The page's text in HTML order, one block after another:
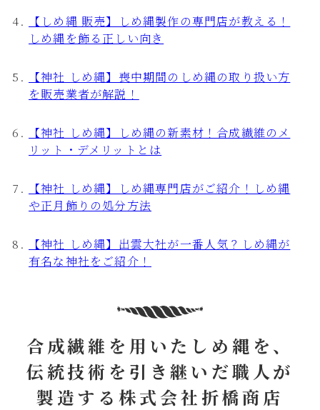
【しめ縄 販売】しめ縄製作の専門店が教える！
しめ縄を飾る正しい向き
【神社 しめ縄】喪中期間のしめ縄の取り扱い方
を販売業者が解説！
【神社 しめ縄】しめ縄の新素材！合成繊維のメ
リット・デメリットとは
【神社 しめ縄】しめ縄専門店がご紹介！しめ縄
や正月飾りの処分方法
【神社 しめ縄】出雲大社が一番人気？しめ縄が
有名な神社をご紹介！
合成繊維を用いたしめ縄を、
伝統技術を引き継いだ職人が
製造する株式会社折橋商店